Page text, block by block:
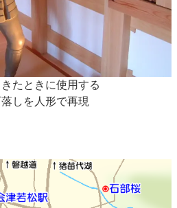
たときに使用する
しを人形で再現